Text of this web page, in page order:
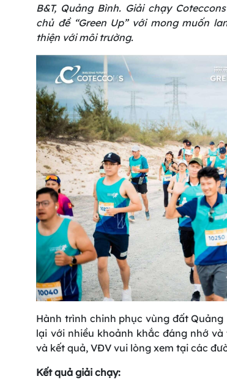
B&T, Quảng Bình. Giải chạy
chủ đề “Green Up” với mong muốn
thiện với môi trường.
Hành trình chinh phục vùng đất
lại với nhiều khoảnh khắc đáng nhớ
và kết quả, VĐV vui lòng xem tại các
Kết quả giải chạy: